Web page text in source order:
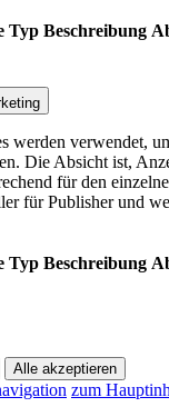
Typ Beschreibung
werden verwendet,
Die Absicht ist,
für den
für Publisher und
Typ Beschreibung
Alle akzeptieren
zum